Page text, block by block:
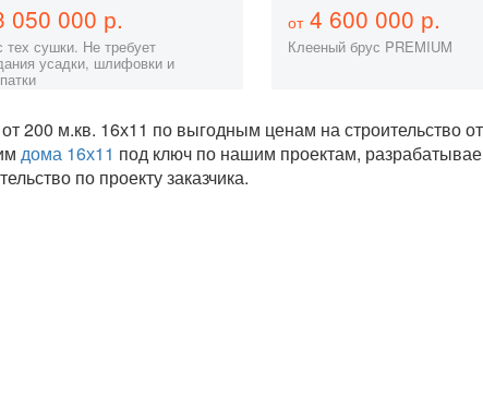
000 р.
тех сушки. Не требует
усадки, шлифовки и
от4 600 000 р.
Клееный брус PREMIUM
200 м.кв. 16х11 по выгодным ценам на
дома 16х11 под ключ по нашим проектам,
по проекту заказчика.